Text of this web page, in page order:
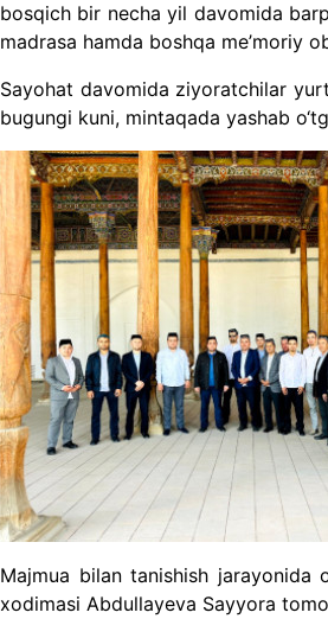
bosqich bir necha yil davomida
madrasa hamda boshqa me’moriy
Sayohat davomida ziyoratchilar
bugungi kuni, mintaqada yashab
Majmua bilan tanishish
xodimasi Abdullayeva Sayyora